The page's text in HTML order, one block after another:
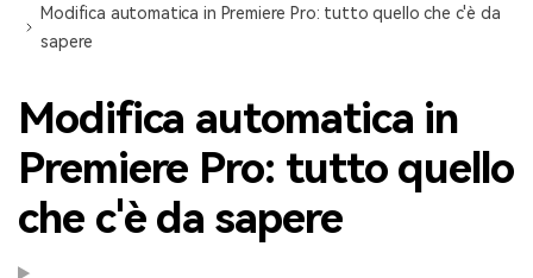
Modifica automatica in Premiere Pro: tutto quello che c'è da
sapere
Modifica automatica in
Premiere Pro: tutto quello
che c'è da sapere